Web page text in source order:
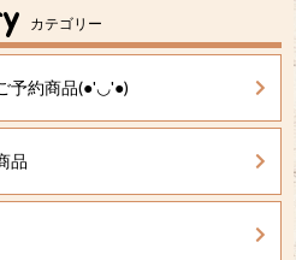
カテゴリー
予約商品(●'◡'●)
品